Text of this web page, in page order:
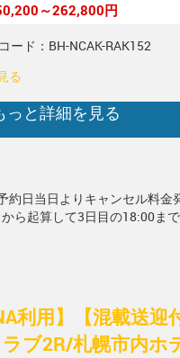
～262,800円
ード：BH-NCAK-RAK152
る
っと詳細を見る
約日当日よりキャンセル料金
ら起算して3日目の18:00ま
利用】【混載送
ブ2R/札幌市内ホ